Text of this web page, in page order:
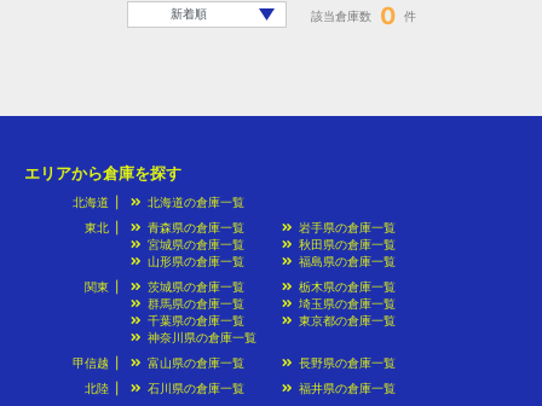
該当倉庫数 0 件
エリアから倉庫を探す
北海道
北海道の倉庫一覧
東北
青森県の倉庫一覧
岩手県の倉庫一覧
宮城県の倉庫一覧
秋田県の倉庫一覧
山形県の倉庫一覧
福島県の倉庫一覧
関東
茨城県の倉庫一覧
栃木県の倉庫一覧
群馬県の倉庫一覧
埼玉県の倉庫一覧
千葉県の倉庫一覧
東京都の倉庫一覧
神奈川県の倉庫一覧
甲信越
富山県の倉庫一覧
長野県の倉庫一覧
北陸
石川県の倉庫一覧
福井県の倉庫一覧